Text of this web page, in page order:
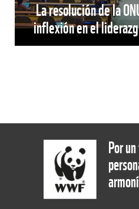
La resolución de la
inflexión en el
Por